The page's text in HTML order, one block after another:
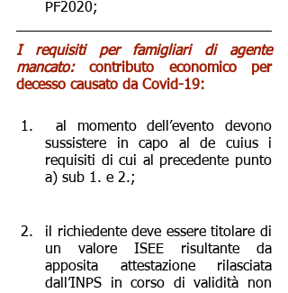
PF2020;
I requisiti per famigliari di agente
mancato: contributo economico per
decesso causato da Covid-19:
sussistere in capo al de cuius i
requisiti di cui al precedente punto
a) sub 1. e 2.;
il richiedente deve essere titolare di
un valore ISEE risultante da
apposita attestazione rilasciata
dall’INPS in corso di validità non